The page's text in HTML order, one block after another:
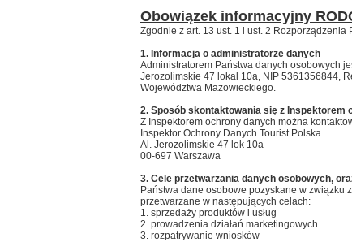
Obowiązek informacyjny
Zgodnie z art. 13 ust. 1 i ust. 2
1. Informacja o administratorze danych
Administratorem Państwa danych osobowych
Jerozolimskie 47 lokal 10a, NIP 5361356844,
Województwa Mazowieckiego.
2. Sposób skontaktowania się z Inspektorem
Z Inspektorem ochrony danych można
Inspektor Ochrony Danych Tourist Polska
Al. Jerozolimskie 47 lok 10a
00-697 Warszawa
3. Cele przetwarzania danych osobowych,
Państwa dane osobowe pozyskane w związku
przetwarzane w następujących celach:
1. sprzedaży produktów i usług
2. prowadzenia działań marketingowych
3. rozpatrywanie wniosków